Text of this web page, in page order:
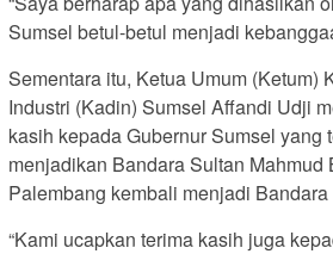
Sumsel betul-betul menjadi
Sementara itu, Ketua Umum (Ketum)
Industri (Kadin) Sumsel Affandi Udji
kasih kepada Gubernur Sumsel yang
menjadikan Bandara Sultan Mahmud
Palembang kembali menjadi
“Kami ucapkan terima kasih juga